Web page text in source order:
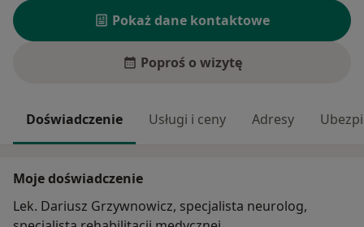
Pokaż dane kontaktowe
Poproś o wizytę
Doświadczenie Usługi i ceny Adresy
Moje doświadczenie
Lek. Dariusz Grzywnowicz, specjalista neurolog,